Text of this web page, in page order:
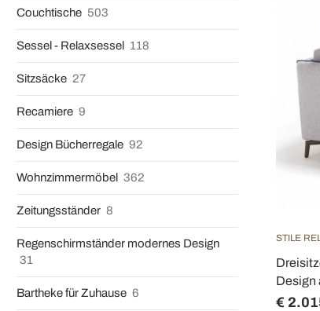
Couchtische 503
Sessel - Relaxsessel 118
Sitzsäcke 27
Recamiere 9
Design Bücherregale 92
Wohnzimmermöbel 362
Zeitungsständer 8
Regenschirmständer modernes Design
31
Bartheke für Zuhause 6
STILE
Design
€